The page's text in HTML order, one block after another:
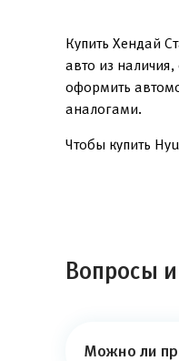
Купить Хендай
авто из
оформить
аналогами.
Чтобы купить
Вопросы
Можно ли